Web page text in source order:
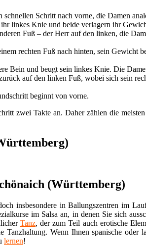
Schritt nach vorne, die Damen
linkes Knie und beide verlagern ihr
Fuß – der Herr auf den linken, die
rechten Fuß nach hinten, sein
Bein und beugt sein linkes Knie. Die
auf den linken Fuß, wobei sich sein
beginnt von vorne.
zwei Takte an. Daher zählen die
(Württemberg)
insbesondere in Ballungszentren im
im Salsa an, in denen Sie sich
Tanz, der zum Teil auch erotische
Tanzhaltung. Wenn Ihnen spanische oder
lernen!